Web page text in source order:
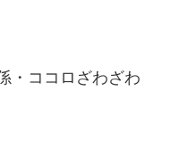
・ココロざわざわ